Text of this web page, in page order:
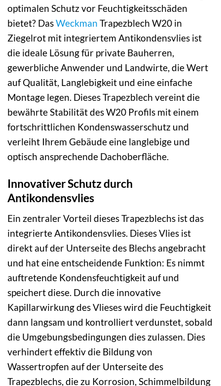
optimalen Schutz vor Feuchtigkeitsschäden
bietet? DasWeckman Trapezblech W20 in
Ziegelrot mit integriertem Antikondensvlies ist
die ideale Lösung für private Bauherren,
gewerbliche Anwender und Landwirte, die Wert
auf Qualität, Langlebigkeit und eine einfache
Montage legen. Dieses Trapezblech vereint die
bewährte Stabilität des W20 Profils mit einem
fortschrittlichen Kondenswasserschutz und
verleiht Ihrem Gebäude eine langlebige und
optisch ansprechende Dachoberfläche.
Innovativer Schutz durch
Antikondensvlies
Ein zentraler Vorteil dieses Trapezblechs ist das
integrierte Antikondensvlies. Dieses Vlies ist
direkt auf der Unterseite des Blechs angebracht
und hat eine entscheidende Funktion: Es nimmt
auftretende Kondensfeuchtigkeit auf und
speichert diese. Durch die innovative
Kapillarwirkung des Vlieses wird die Feuchtigkeit
dann langsam und kontrolliert verdunstet, sobald
die Umgebungsbedingungen dies zulassen. Dies
verhindert effektiv die Bildung von
Wassertropfen auf der Unterseite des
Trapezblechs, die zu Korrosion, Schimmelbildung